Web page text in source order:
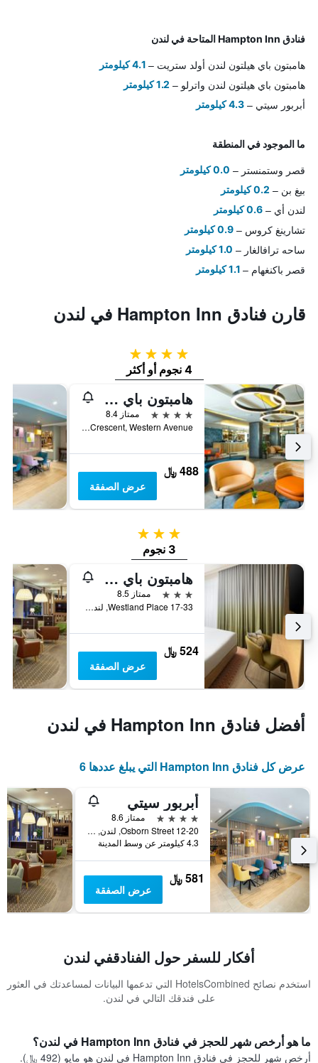
فنادق Hampton Inn المتاحة في لندن
هامبتون باي هيلتون لندن أولد ستريت 4.1 كيلومتر
هامبتون باي هيلتون لندن واترلو 1.2 كيلومتر
أبربور سيتي 4.3 كيلومتر
ما الموجود في المنطقة
قصر وستمنستر 0.0 كيلومتر
بيغ بن 0.2 كيلومتر
لندن أي 0.6 كيلومتر
تشارينغ كروس 0.9 كيلومتر
ساحه ترافالغار 1.0 كيلومتر
قصر باكنغهام 1.1 كيلومتر
قارن فنادق Hampton Inn في لندن
4 نجوم
4 نجوم أو أكثر
هامبتون باي هيلتون لندن بارك رويال
4 نجوم
ممتاز 8.4
Connell Crescent, Western Avenue, لندن, المملكة المتحدة
488 ﷼
عرض الصفقة
3 نجوم
3 نجوم
هامبتون باي هيلتون لندن أولد ستريت
3 نجوم
ممتاز 8.5
17-33 Westland Place, لندن, المملكة المتحدة
524 ﷼
عرض الصفقة
أفضل فنادق Hampton Inn في لندن
عرض كل فنادق Hampton Inn التي يبلغ عددها 6
أبربور سيتي
4 نجوم
ممتاز 8.6
12-20 Osborn Street, لندن, المملكة المتحدة
4.3 كيلومتر عن وسط المدينة
581 ﷼
عرض الصفقة
أفكار للسفر حول الفنادقفي لندن
استخدم نصائح HotelsCombined التي تدعمها البيانات لمساعدتك في العثور
على فندقك التالي في لندن.
ما هو أرخص شهر للحجز في فنادق Hampton Inn في لندن؟
أرخص شهر للحجز في فنادق Hampton Inn في لندن هو مايو (492 ﷼).